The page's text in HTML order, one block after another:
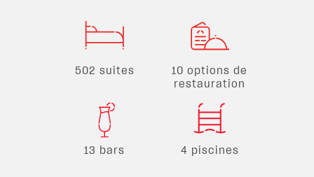
502 suites
10 options de
restauration
13 bars 4 piscines